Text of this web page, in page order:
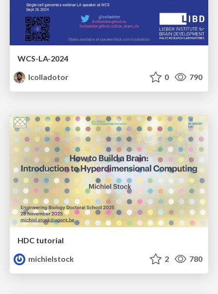
WCS-LA-2024
lcolladotor
0 790
HDC tutorial
michielstock
2 780